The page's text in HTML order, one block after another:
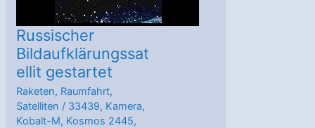
Russischer
Bildaufklärungssat
ellit gestartet
Raketen, Raumfahrt,
Satelliten / 33439, Kamera,
Kobalt-M, Kosmos 2445,